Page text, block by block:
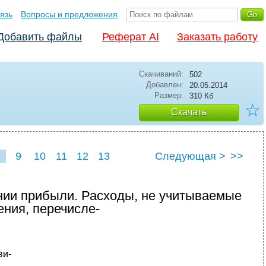
Вопросы и предложения
файлы Реферат AI Заказать работу
Скачиваний:
502
Добавлен:
20.05.2014
Размер:
310 Кб
Скачать ☆
9 10 11 12 13 Следующая > >>
прибыли. Расходы, не учитываемые
перечисле-